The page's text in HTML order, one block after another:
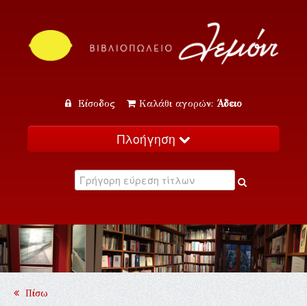
Είσοδος Καλάθι αγορών: Άδειο
Πλοήγηση
Κατάλογος
Εκδηλώσεις
Επικοινωνία
Πίσω